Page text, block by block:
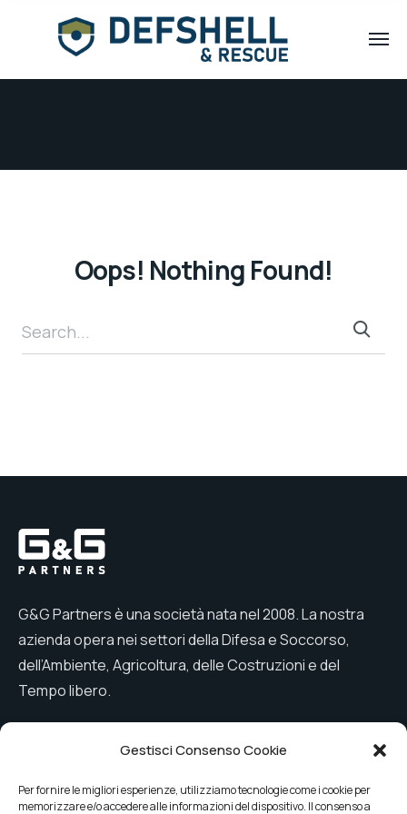
Gestisci Consenso Cookie
Per fornire le migliori esperienze, utilizziamo tecnologie come i cookie per
memorizzare e/o accedere alle informazioni del dispositivo. Il consenso a
Oops! Nothing Found!
Search...
G&G Partners è una società nata nel 2008. La nostra
azienda opera nei settori della Difesa e Soccorso,
dell’Ambiente, Agricoltura, delle Costruzioni e del
Tempo libero.
Menu